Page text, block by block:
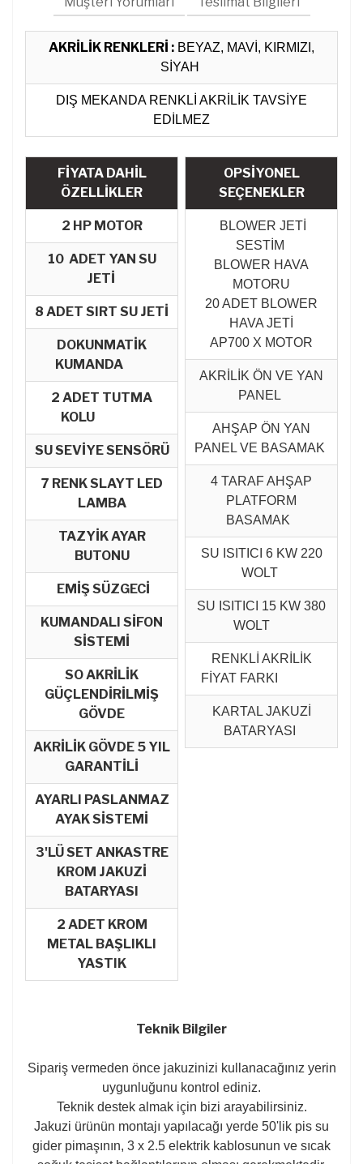
AKRİLİK RENKLERİ : BEYAZ, MAVİ, KIRMIZI,
SİYAH
DIŞ MEKANDA RENKLİ AKRİLİK TAVSİYE
EDİLMEZ
FİYATA DAHİL
ÖZELLİKLER
2 HP MOTOR
10 ADET YAN SU
JETİ
8 ADET SIRT SU JETİ
DOKUNMATİK
KUMANDA
2 ADET TUTMA
KOLU
SU SEVİYE SENSÖRÜ
7 RENK SLAYT LED
LAMBA
TAZYİK AYAR
BUTONU
EMİŞ SÜZGECİ
KUMANDALI SİFON
SİSTEMİ
SO AKRİLİK
GÜÇLENDİRİLMİŞ
GÖVDE
AKRİLİK GÖVDE 5 YIL
GARANTİLİ
AYARLI PASLANMAZ
AYAK SİSTEMİ
3'LÜ SET ANKASTRE
KROM JAKUZİ
BATARYASI
2 ADET KROM
METAL BAŞLIKLI
YASTIK
OPSİYONEL
SEÇENEKLER
BLOWER JETİ
SESTİM
BLOWER HAVA
MOTORU
20 ADET BLOWER
HAVA JETİ
AP700 X MOTOR
AKRİLİK ÖN VE YAN
PANEL
AHŞAP ÖN YAN
PANEL VE BASAMAK
4 TARAF AHŞAP
PLATFORM
BASAMAK
SU ISITICI 6 KW 220
WOLT
SU ISITICI 15 KW 380
WOLT
RENKLİ AKRİLİK
FİYAT FARKI
KARTAL JAKUZİ
BATARYASI
Teknik Bilgiler
Sipariş vermeden önce jakuzinizi kullanacağınız yerin
uygunluğunu kontrol ediniz.
Teknik destek almak için bizi arayabilirsiniz.
Jakuzi ürünün montajı yapılacağı yerde 50'lik pis su
gider pimaşının, 3 x 2.5 elektrik kablosunun ve sıcak